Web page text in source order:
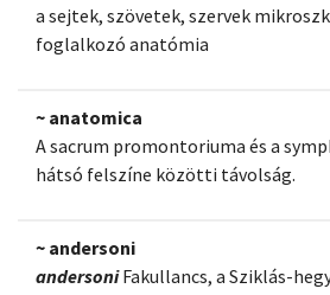
a sejtek, szövetek, szervek
foglalkozó anatómia
~ anatomica
A sacrum promontoriuma és a
hátsó felszíne közötti távolság.
~ andersoni
andersoniFakullancs, a Sziklás-